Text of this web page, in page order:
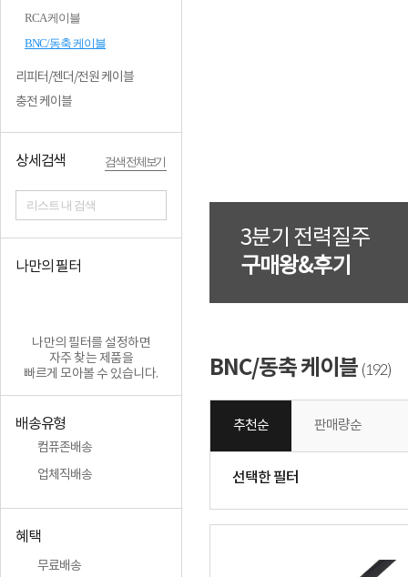
RCA 케이블
BNC/동축 케이블
리피터/젠더/전원 케이블
충전 케이블
상세검색 검색 전체보기
리스트 내 검색
나만의 필터
나만의 필터를 설정하면
자주 찾는 제품을
빠르게 모아볼 수 있습니다.
배송유형
컴퓨존배송
업체직배송
혜택
무료배송
3분기 전력질주
구매왕&후기
BNC/동축 케이블 (192)
추천순 판매량순
선택한 필터